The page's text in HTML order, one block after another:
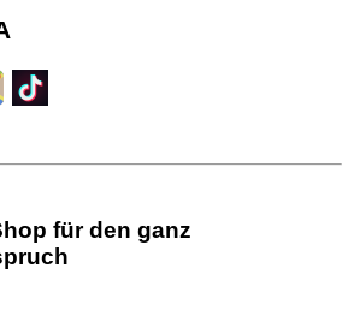
für den ganz